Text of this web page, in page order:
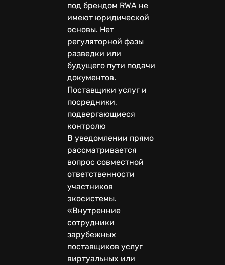
под брендом RWA не
имеют юридической
основы. Нет
регуляторной фазы
разведки или
будущего пути подачи
документов.
Поставщики услуг и
посредники,
подвергающиеся
контролю
В уведомлении прямо
рассматривается
вопрос совместной
ответственности
участников
экосистемы.
«Внутренние
сотрудники
зарубежных
поставщиков услуг
виртуальных или